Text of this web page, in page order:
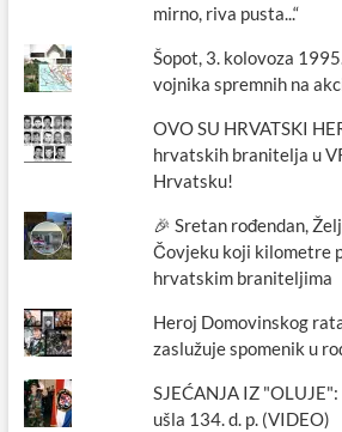
mirno, riva pusta...“
Šopot, 3. kolovoza
vojnika spremnih na
OVO SU HRVATSKI
hrvatskih branitelja u
Hrvatsku!
🎉 Sretan rođendan,
Čovjeku koji kilometre
hrvatskim braniteljima
Heroj Domovinskog
zaslužuje spomenik u
SJEĆANJA IZ
ušla 134. d. p. (VIDEO)